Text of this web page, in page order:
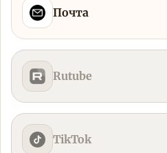
Почта
Rutube
TikTok